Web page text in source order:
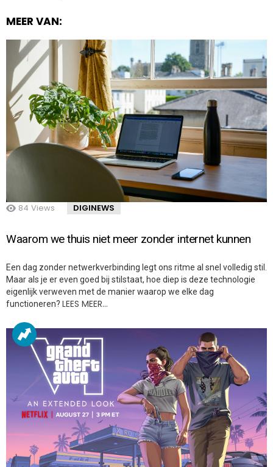
MEER VAN:
84 Views DIGINEWS
Waarom we thuis niet meer zonder internet kunnen
Een dag zonder netwerkverbinding legt ons ritme al snel volledig stil.
Maar als je er even goed bij stilstaat, hoe diep is deze technologie
eigenlijk verweven met de manier waarop we elke dag
functioneren? LEES MEER…